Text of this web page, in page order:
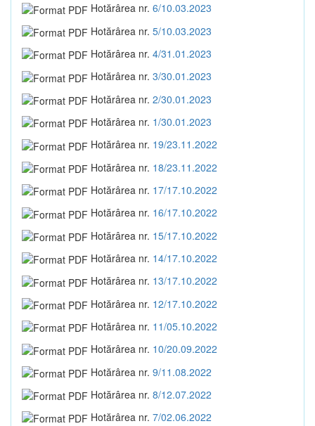
Hotărârea nr. 6/10.03.2023
Hotărârea nr. 5/10.03.2023
Hotărârea nr. 4/31.01.2023
Hotărârea nr. 3/30.01.2023
Hotărârea nr. 2/30.01.2023
Hotărârea nr. 1/30.01.2023
Hotărârea nr. 19/23.11.2022
Hotărârea nr. 18/23.11.2022
Hotărârea nr. 17/17.10.2022
Hotărârea nr. 16/17.10.2022
Hotărârea nr. 15/17.10.2022
Hotărârea nr. 14/17.10.2022
Hotărârea nr. 13/17.10.2022
Hotărârea nr. 12/17.10.2022
Hotărârea nr. 11/05.10.2022
Hotărârea nr. 10/20.09.2022
Hotărârea nr. 9/11.08.2022
Hotărârea nr. 8/12.07.2022
Hotărârea nr. 7/02.06.2022